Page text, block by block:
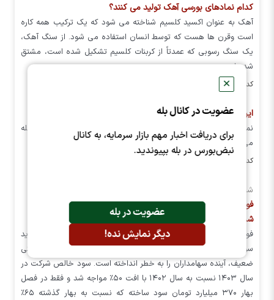
✕
عضویت در کانال بله
برای دریافت اخبار مهم بازار سرمایه، به کانال
نبض‌بورس در بله بپیوندید.
عضویت در بله
دیگر نمایش نده!
کدام نمادهای بورسی آهک تولید می کنند؟
آهک به عنوان اکسید کلسیم شناخته می شود که یک ترکیب همه کاره
است وقرن ها هست که توسط انسان استفاده می شود. از سنگ آهک،
یک سنگ رسوبی که عمدتاً از کربنات کلسیم تشکیل شده است، مشتق
شده است.
کد خبر: ۱۲۲۸۲۲ تاریخ انتشار : ۱۴۰۴/۱۰/۲۳
این نماد در آستانه بازگشایی
نماد معاملاتی شرکت فولاد هرمزگان جنوب هرمز ، آماده انجام معامله
می‌باشد.
کد خبر: ۱۱۷۳۷۱ تاریخ انتشار : ۱۴۰۴/۰۹/۰۱
شش ماه از مدیرعاملی علیرضا رحیم در هرمز گذشت:
فولاد هرمزگان در مسیر خطرناک: سود نصف شد و پروژه‌ها زمین‌گیر
شدند
فولاد هرمزگان، یکی از فولادسازان جنوب کشور، در حالی با افت شدید
سود و پروژه‌های نیمه‌کاره دست‌وپنجه نرم می‌کند که حاکمیت شرکتی
ضعیف، آینده سهامداران را به خطر انداخته است. سود خالص شرکت در
سال ۱۴۰۳ نسبت به سال ۱۴۰۲ با افت ۵۰٪ مواجه شد و فقط در فصل
بهار ۳۷۰ میلیارد تومان سود ساخته که نسبت به بهار گذشته ۶۵٪